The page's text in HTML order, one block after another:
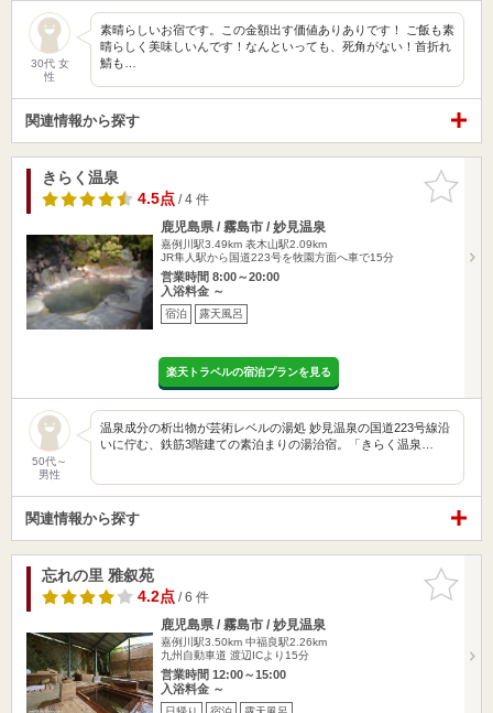
30代 女
性
素晴らしいお宿です。この金額出す価値ありありです！ ご飯も素
晴らしく美味しいんです！なんといっても、死角がない！首折れ
鯖も…
関連情報から探す
お気に入
りに追加
きらく温泉
4.5点/ 4 件
鹿児島県 / 霧島市 / 妙見温泉
嘉例川駅3.49km 表木山駅2.09km
JR隼人駅から国道223号を牧園方面へ車で15分
営業時間 8:00～20:00
入浴料金 ～
宿泊 露天風呂
楽天トラベルの宿泊プランを見る
50代～
男性
温泉成分の析出物が芸術レベルの湯処 妙見温泉の国道223号線沿
いに佇む、鉄筋3階建ての素泊まりの湯治宿。「きらく温泉…
関連情報から探す
お気に入
りに追加
忘れの里 雅叙苑
4.2点/ 6 件
鹿児島県 / 霧島市 / 妙見温泉
嘉例川駅3.50km 中福良駅2.26km
九州自動車道 渡辺ICより15分
営業時間 12:00～15:00
入浴料金 ～